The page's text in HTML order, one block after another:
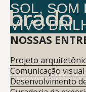
SOL, SOM
VIVO
NOSSAS
Projeto
Comunicação
Desenvolvimento